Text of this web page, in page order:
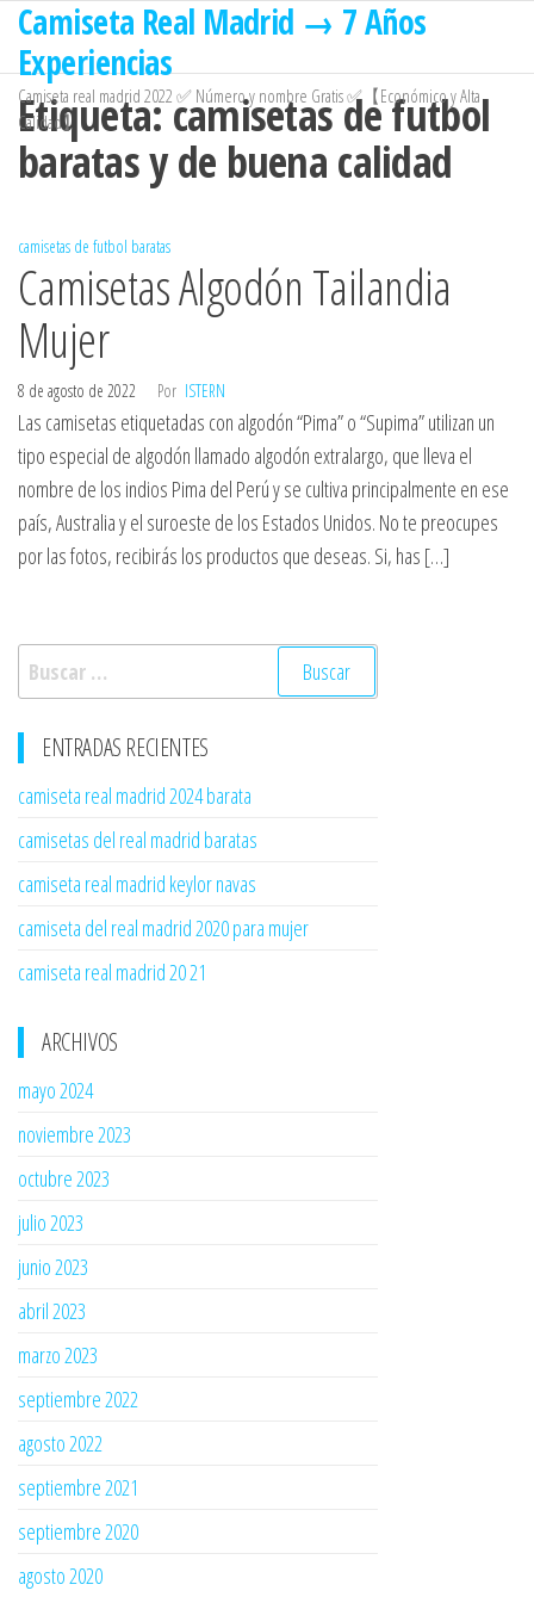
Saltar
contenido
Camiseta Real Madrid → 7 Años
Experiencias
Camiseta real madrid 2022 ✅ Número y nombre Gratis ✅【Económico y Alta
Calidad】
Etiqueta:camisetas de futbol
baratas y de buena calidad
camisetas de futbol baratas
Camisetas Algodón Tailandia
Mujer
8 de agosto de 2022 Por ISTERN
Las camisetas etiquetadas con algodón “Pima” o “Supima” utilizan un
tipo especial de algodón llamado algodón extralargo, que lleva el
nombre de los indios Pima del Perú y se cultiva principalmente en ese
país, Australia y el suroeste de los Estados Unidos. No te preocupes
por las fotos, recibirás los productos que deseas. Si, has […]
Buscar:
ENTRADAS RECIENTES
camiseta real madrid 2024 barata
camisetas del real madrid baratas
camiseta real madrid keylor navas
camiseta del real madrid 2020 para mujer
camiseta real madrid 20 21
ARCHIVOS
mayo 2024
noviembre 2023
octubre 2023
julio 2023
junio 2023
abril 2023
marzo 2023
septiembre 2022
agosto 2022
septiembre 2021
septiembre 2020
agosto 2020